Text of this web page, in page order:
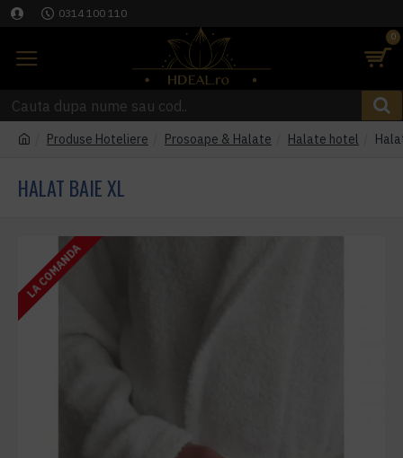
0314 100 110
0
Produse Hoteliere Prosoape & Halate Halate hotel
HALAT BAIE XL
LA COMANDA